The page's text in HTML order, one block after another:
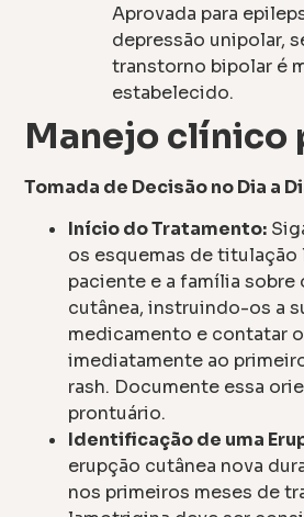
Aprovada para
depressão unipolar,
transtorno bipolar é
estabelecido.
Manejo clínico
Tomada de Decisão no Dia a
Início do Tratamento:
os esquemas de titulação
paciente e a família sobre
cutânea, instruindo-os a
medicamento e contatar
imediatamente ao
rash. Documente essa
prontuário.
Identificação de uma
erupção cutânea nova
nos primeiros meses de